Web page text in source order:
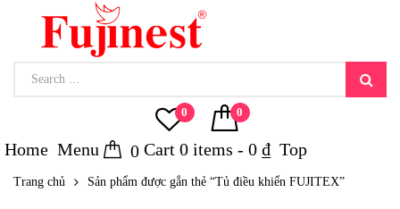
0 0
Home Menu 0 Cart 0 items - 0 ₫ Top
Trang chủ Sản phẩm được gắn thẻ “Tủ điều khiển FUJITEX”